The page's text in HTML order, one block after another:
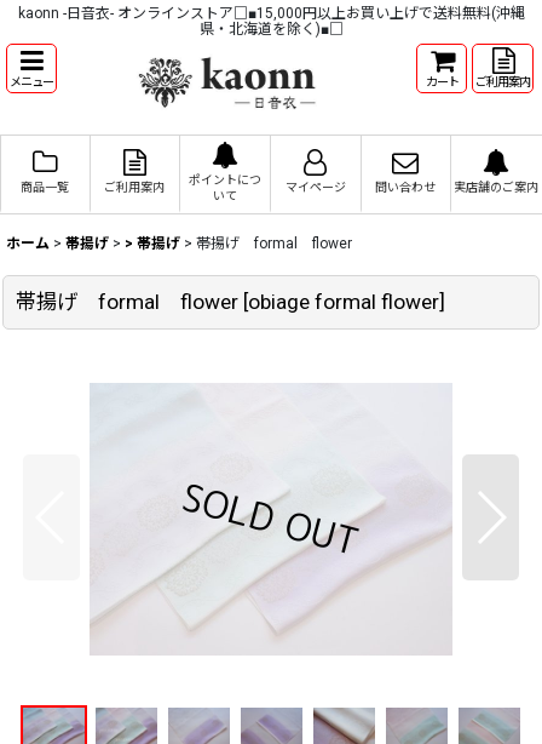
kaonn -日音衣- オンラインストア□■15,000円以上お買い上げで送料無料(沖縄
県・北海道を除く)■□
メニュー カート ご利用案内
商品一覧 ご利用案内
ポイントにつ
いて
マイページ 問い合わせ 実店舗のご案内
ホーム > 帯揚げ > > 帯揚げ > 帯揚げ formal flower
帯揚げ formal flower [obiage formal flower]